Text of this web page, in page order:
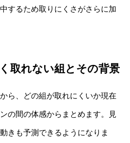
するため取りにくさがさらに加
取れない組とその背景
ら、どの組が取れにくいか現在
の間の体感からまとめます。見
きも予測できるようになりま